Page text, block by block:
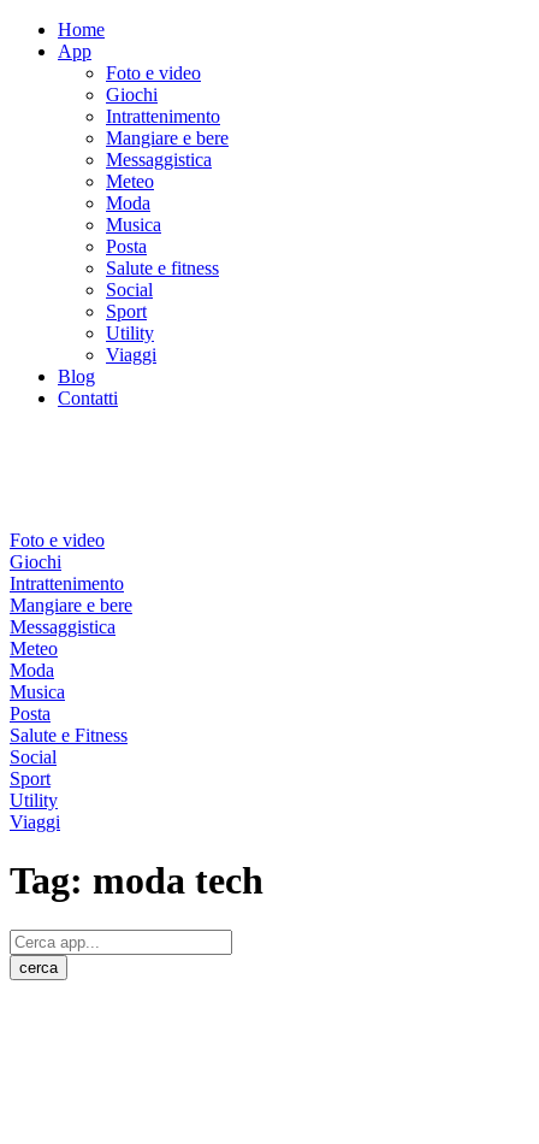
Home
App
Foto e video
Giochi
Intrattenimento
Mangiare e bere
Messaggistica
Meteo
Moda
Musica
Posta
Salute e fitness
Social
Sport
Utility
Viaggi
Blog
Contatti
Foto e video
Giochi
Intrattenimento
Mangiare e bere
Messaggistica
Meteo
Moda
Musica
Posta
Salute e Fitness
Social
Sport
Utility
Viaggi
Tag: moda tech